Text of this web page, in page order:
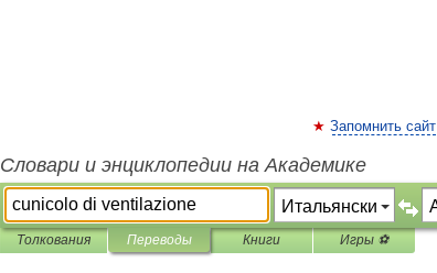
Запомнить сайт
Словари и энциклопедии на Академике
Толкования Переводы Книги Игры ⚽